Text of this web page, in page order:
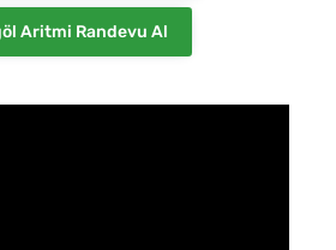
Aritmi Randevu Al